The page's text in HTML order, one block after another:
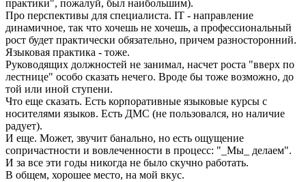
практики", пожалуй, был наибольшим).
Про перспективы для специалиста. IT - направление
динамичное, так что хочешь не хочешь, а профессиональный
рост будет практически обязательно, причем разносторонний.
Языковая практика - тоже.
Руководящих должностей не занимал, насчет роста "вверх по
лестнице" особо сказать нечего. Вроде бы тоже возможно, до
той или иной ступени.
Что еще сказать. Есть корпоративные языковые курсы с
носителями языков. Есть ДМС (не пользовался, но наличие
радует).
И еще. Может, звучит банально, но есть ощущение
сопричастности и вовлеченности в процесс: "_Мы_ делаем".
И за все эти годы никогда не было скучно работать.
В общем, хорошее место, на мой вкус.